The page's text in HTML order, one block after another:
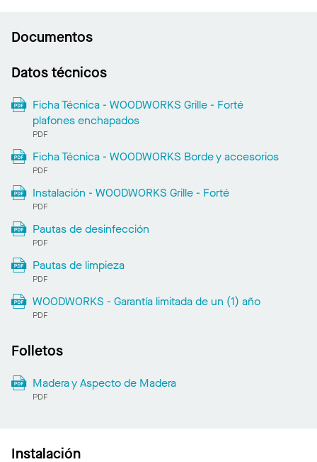
Documentos
Datos técnicos
Ficha Técnica - WOODWORKS Grille - Forté
plafones enchapados
PDF
Ficha Técnica - WOODWORKS Borde y accesorios
PDF
Instalación - WOODWORKS Grille - Forté
PDF
Pautas de desinfección
PDF
Pautas de limpieza
PDF
WOODWORKS - Garantía limitada de un (1) año
PDF
Folletos
Madera y Aspecto de Madera
PDF
Instalación